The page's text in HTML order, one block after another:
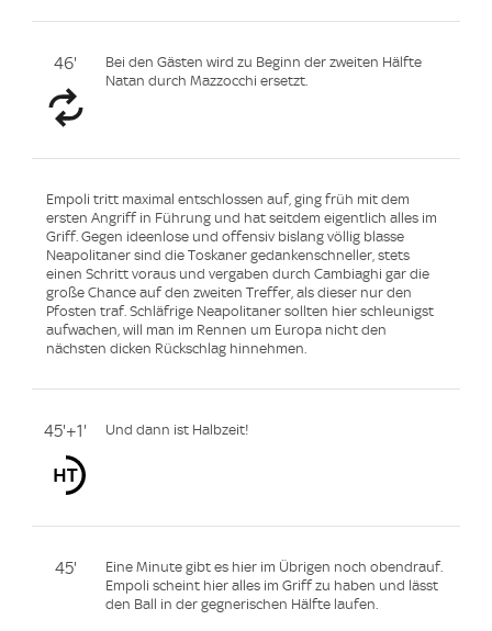
46'
Bei den Gästen wird zu Beginn der zweiten Hälfte
Natan durch Mazzocchi ersetzt.
Empoli tritt maximal entschlossen auf, ging früh mit dem
ersten Angriff in Führung und hat seitdem eigentlich alles im
Griff. Gegen ideenlose und offensiv bislang völlig blasse
Neapolitaner sind die Toskaner gedankenschneller, stets
einen Schritt voraus und vergaben durch Cambiaghi gar die
große Chance auf den zweiten Treffer, als dieser nur den
Pfosten traf. Schläfrige Neapolitaner sollten hier schleunigst
aufwachen, will man im Rennen um Europa nicht den
nächsten dicken Rückschlag hinnehmen.
45'+1' Und dann ist Halbzeit!
45'
Eine Minute gibt es hier im Übrigen noch obendrauf.
Empoli scheint hier alles im Griff zu haben und lässt
den Ball in der gegnerischen Hälfte laufen.